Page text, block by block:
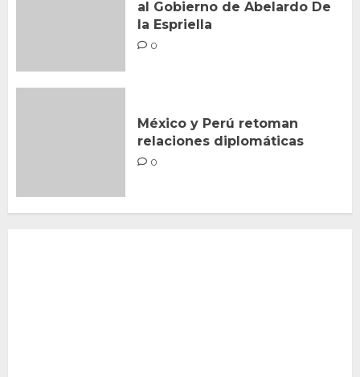
al Gobierno de Abelardo De
la Espriella
0
México y Perú retoman
relaciones diplomáticas
0